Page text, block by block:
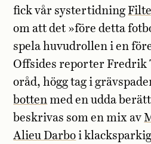
fick vår systertidning
om att det »före detta
spela huvudrollen i en
Offsides reporter Fredrik
oråd, högg tag i
botten med en udda
beskrivas som en mix av
Alieu Darbo i